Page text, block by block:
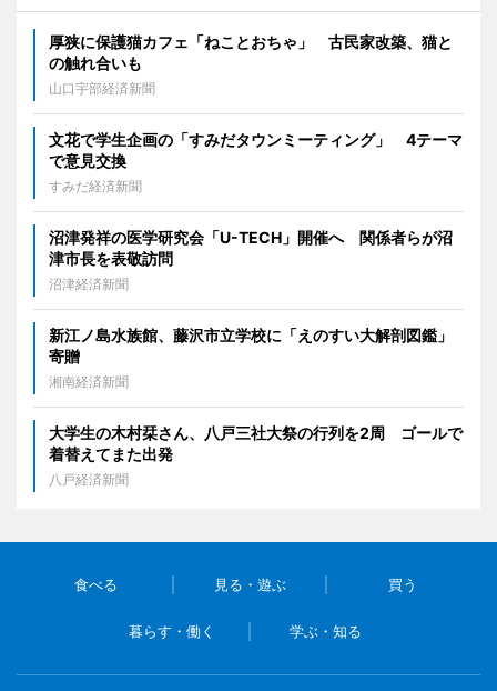
厚狭に保護猫カフェ「ねことおちゃ」 古民家改築、猫と
の触れ合いも
山口宇部経済新聞
文花で学生企画の「すみだタウンミーティング」 4テーマ
で意見交換
すみだ経済新聞
沼津発祥の医学研究会「U-TECH」開催へ 関係者らが沼
津市長を表敬訪問
沼津経済新聞
新江ノ島水族館、藤沢市立学校に「えのすい大解剖図鑑」
寄贈
湘南経済新聞
大学生の木村栞さん、八戸三社大祭の行列を2周 ゴールで
着替えてまた出発
八戸経済新聞
食べる 見る・遊ぶ 買う
暮らす・働く 学ぶ・知る